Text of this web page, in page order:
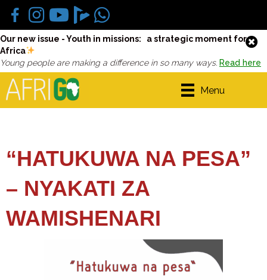
Our new issue - Youth in missions: a strategic moment for
Africa
Young people are making a difference in so many ways. Read here
Menu
“HATUKUWA NA PESA”
– NYAKATI ZA
WAMISHENARI